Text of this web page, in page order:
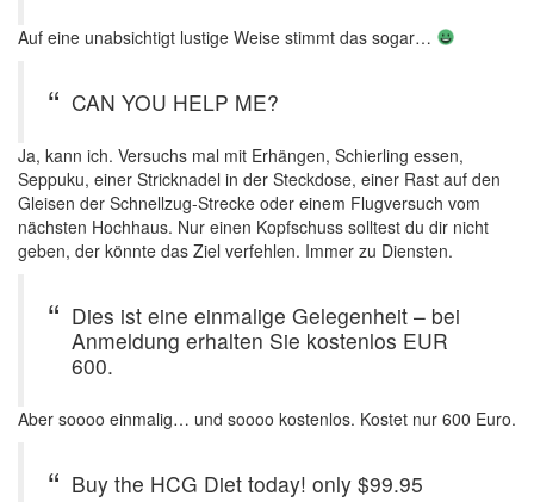
Auf eine unabsichtigt lustige Weise stimmt das sogar…
CAN YOU HELP ME?
Ja, kann ich. Versuchs mal mit Erhängen, Schierling essen,
Seppuku, einer Stricknadel in der Steckdose, einer Rast auf den
Gleisen der Schnellzug-Strecke oder einem Flugversuch vom
nächsten Hochhaus. Nur einen Kopfschuss solltest du dir nicht
geben, der könnte das Ziel verfehlen. Immer zu Diensten.
Dies ist eine einmalige Gelegenheit – bei
Anmeldung erhalten Sie kostenlos EUR
600.
Aber soooo einmalig… und soooo kostenlos. Kostet nur 600 Euro.
Buy the HCG Diet today! only $99.95